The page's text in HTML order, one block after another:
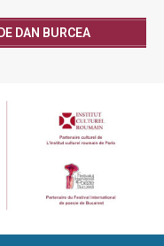
DAN BURCEA